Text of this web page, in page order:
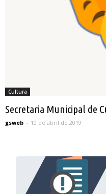
Cultura
Secretaria Municipal de
gsweb - 10 de abril de 2019